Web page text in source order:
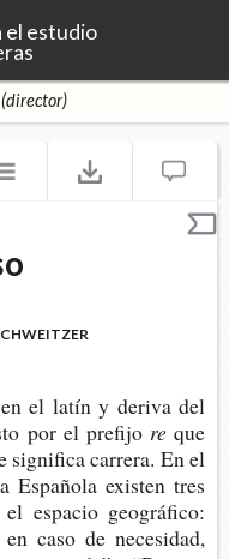
el estudio
el latín y deri­va del
por el prefijo reque
sig­ni­fi­ca carre­ra. En el
Espa­ño­la exis­ten tres
espa­cio geo­grá­fi­co:
caso de nece­si­dad,